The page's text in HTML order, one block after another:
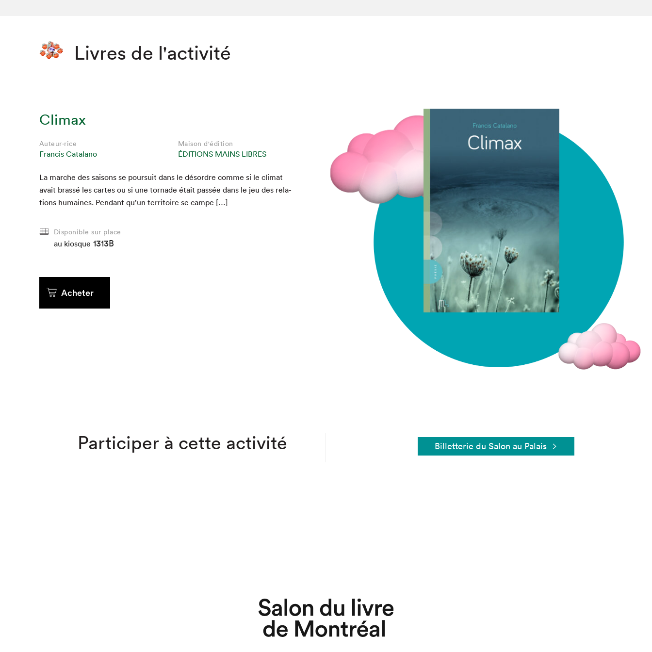
Livres de l'activité
Climax
Auteur·rice
Francis Catalano
Maison d'édition
ÉDITIONS MAINS LIBRES
La marche des saisons se pour­suit dans le désor­dre comme si le cli­mat
avait brassé les cartes ou si une tor­nade était passée dans le jeu des rela­
tions humaines. Pen­dant qu’un ter­ri­toire se campe […]
Disponible sur place
au kiosque 1313B
Acheter
Participer à cette activité Billetterie du Salon au Palais